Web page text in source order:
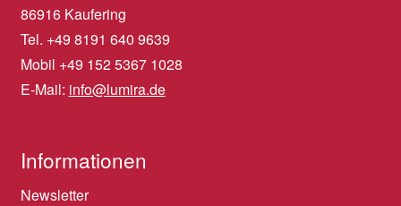
86916 Kaufering
Tel. +49 8191 640 9639
Mobil +49 152 5367 1028
E-Mail: info@lumira.de
Informationen
Newsletter